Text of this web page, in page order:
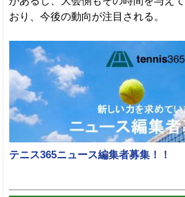
おり、今後の動向が注目される。
テニス365ニュース編集者募集！！